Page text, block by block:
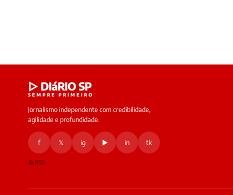
▷ DIáRIO SP
SEMPRE PRIMEIRO
Jornalismo independente com credibilidade,
agilidade e profundidade.
f 𝕏 ig ▶ in tk
RSS